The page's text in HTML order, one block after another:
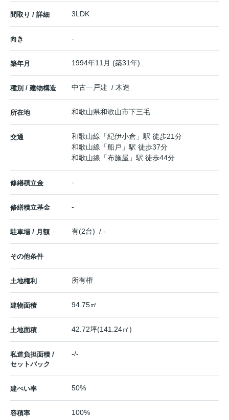
間取り / 詳細 3LDK
向き -
築年月 1994年11月 (築31年)
種別 / 建物構造 中古一戸建 / 木造
所在地 和歌山県和歌山市下三毛
交通 和歌山線 「紀伊小倉 」駅 徒歩21分
和歌山線 「船戸 」駅 徒歩37分
和歌山線 「布施屋 」駅 徒歩44分
修繕積立金 -
修繕積立基金 -
駐車場 / 月額 有(2台) / -
その他条件
土地権利 所有権
建物面積 94.75㎡
土地面積 42.72坪(141.24㎡)
私道負担面積 /
セットバック
-/-
建ぺい率 50%
容積率 100%